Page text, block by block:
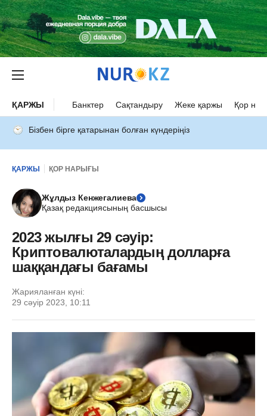
ҚАРЖЫ Банктер Сақтандыру Жеке қаржы Қор
Бізбен бірге қатарынан болған күндеріңіз
ҚАРЖЫ ҚОР НАРЫҒЫ
Жұлдыз Кенжегалиева
Қазақ редакциясының басшысы
2023 жылғы 29 сәуір:
Криптовалюталардың долларға
шаққандағы бағамы
Жарияланған күні:
29 сәуір 2023, 10:11